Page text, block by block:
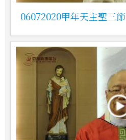
06072020甲年天主聖三節